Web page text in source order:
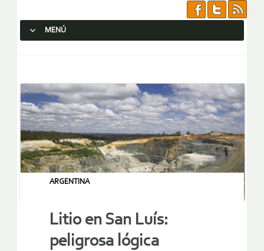
MENÚ
ARGENTINA
Litio en San Luís:
peligrosa lógica